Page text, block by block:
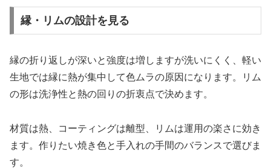
縁・リムの設計を見る
縁の折り返しが深いと強度は増しますが洗いにくく、軽い
生地では縁に熱が集中して色ムラの原因になります。リム
の形は洗浄性と熱の回りの折衷点で決めます。
材質は熱、コーティングは離型、リムは運用の楽さに効き
ます。作りたい焼き色と手入れの手間のバランスで選びま
す。